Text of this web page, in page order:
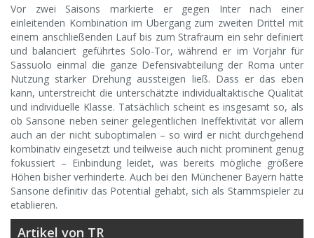
Vor zwei Saisons markierte er gegen Inter nach einer
einleitenden Kombination im Übergang zum zweiten Drittel mit
einem anschließenden Lauf bis zum Strafraum ein sehr definiert
und balanciert geführtes Solo-Tor, während er im Vorjahr für
Sassuolo einmal die ganze Defensivabteilung der Roma unter
Nutzung starker Drehung aussteigen ließ. Dass er das eben
kann, unterstreicht die unterschätzte individualtaktische Qualität
und individuelle Klasse. Tatsächlich scheint es insgesamt so, als
ob Sansone neben seiner gelegentlichen Ineffektivität vor allem
auch an der nicht suboptimalen – so wird er nicht durchgehend
kombinativ eingesetzt und teilweise auch nicht prominent genug
fokussiert – Einbindung leidet, was bereits mögliche größere
Höhen bisher verhinderte. Auch bei den Münchener Bayern hätte
Sansone definitiv das Potential gehabt, sich als Stammspieler zu
etablieren.
Artikel von TR